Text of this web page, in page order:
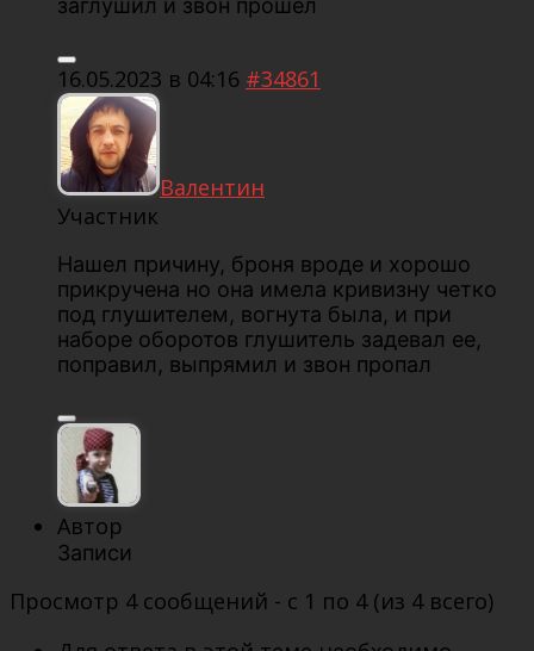
заглушил и звон прошел
16.05.2023 в 04:16 #34861
Валентин
Участник
Нашел причину, броня вроде и хорошо
прикручена но она имела кривизну четко
под глушителем, вогнута была, и при
наборе оборотов глушитель задевал ее,
поправил, выпрямил и звон пропал
Автор
Записи
Просмотр 4 сообщений - с 1 по 4 (из 4 всего)